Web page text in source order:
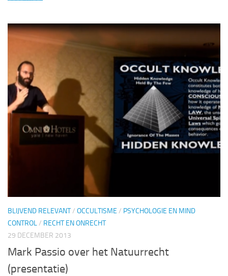
BLIJVEND RELEVANT/ OCCULTISME / PSYCHOLOGIE EN MIND
CONTROL/ RECHT EN ONRECHT
29 DECEMBER 2013
Mark Passio over het Natuurrecht
(presentatie)